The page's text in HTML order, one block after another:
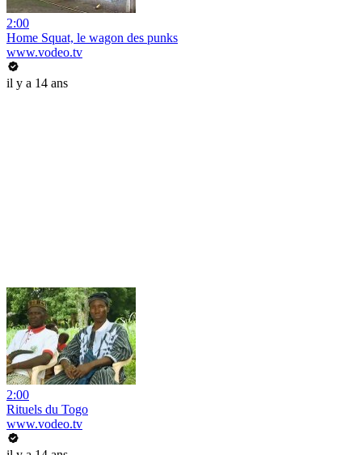
2:00
Home Squat, le wagon des punks
www.vodeo.tv
il y a 14 ans
2:00
Rituels du Togo
www.vodeo.tv